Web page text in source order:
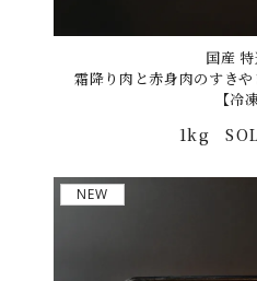
国産
霜降り肉と赤身肉のすき
【冷
1kg
NEW